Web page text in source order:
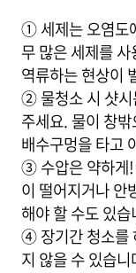
① 세제는 오염도
무 많은 세제를
역류하는 현상이
② 물청소 시 샷시
주세요. 물이 창
배수구멍을 타고
③ 수압은 약하게!
이 떨어지거나 안
해야 할 수도 있습
④ 장기간 청소를
지 않을 수 있습니